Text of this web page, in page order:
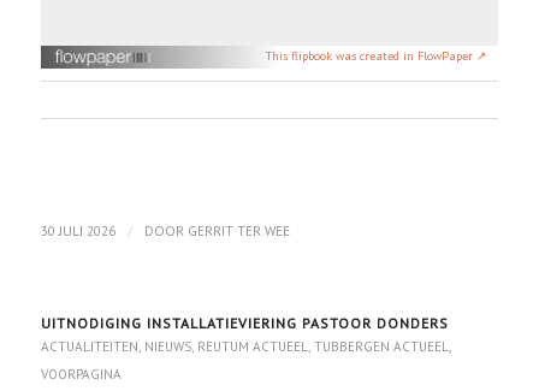
This flipbook was created in FlowPaper ↗
30 JULI 2026 / DOOR GERRIT TER WEE
UITNODIGING INSTALLATIEVIERING PASTOOR DONDERS
ACTUALITEITEN, NIEUWS, REUTUM ACTUEEL, TUBBERGEN ACTUEEL,
VOORPAGINA